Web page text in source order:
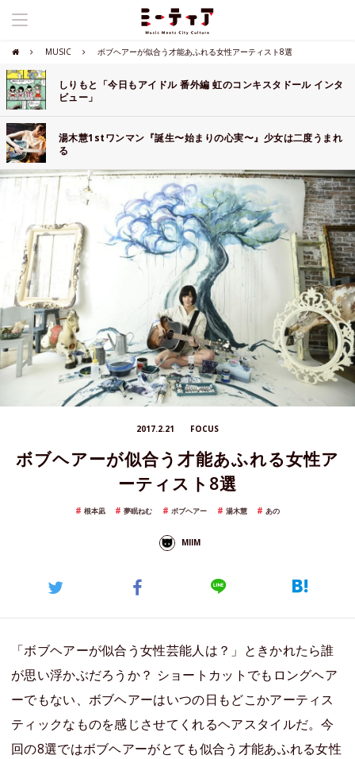
MUSIC ボブヘアーが似合う才能あふれる女性アーティスト8選
しりもと「今日もアイドル 番外編 虹のコンキスタドール インタ
ビュー」
湯木慧1stワンマン『誕生〜始まりの心実〜』少女は二度うまれ
る
2017.2.21 FOCUS
ボブヘアーが似合う才能あふれる女性ア
ーティスト8選
根本凪 夢眠ねむ ボブヘアー 湯木慧 あの
MIIM
「ボブヘアーが似合う女性芸能人は？」ときかれたら誰
が思い浮かぶだろうか？ ショートカットでもロングヘア
ーでもない、ボブヘアーはいつの日もどこかアーティス
ティックなものを感じさせてくれるヘアスタイルだ。今
回の8選ではボブヘアーがとても似合う才能あふれる女性